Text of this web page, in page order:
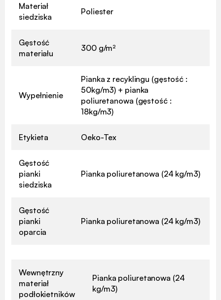
Materiał
siedziska
Poliester
Gęstość
materiału
300 g/m²
Wypełnienie
Pianka z recyklingu (gęstość :
50kg/m3) + pianka
poliuretanowa (gęstość :
18kg/m3)
Etykieta Oeko-Tex
Gęstość
pianki
siedziska
Pianka poliuretanowa (24 kg/m3)
Gęstość
pianki
oparcia
Pianka poliuretanowa (24 kg/m3)
Wewnętrzny
materiał
podłokietników
Pianka poliuretanowa (24
kg/m3)